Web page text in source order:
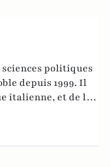
politiques
depuis 1999. Il
italienne, et de la
l’angle des